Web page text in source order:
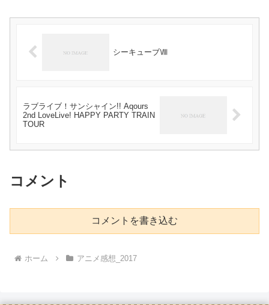
シーキューブⅧ
ラブライブ！サンシャイン!! Aqours
2nd LoveLive! HAPPY PARTY TRAIN
TOUR
コメント
コメントを書き込む
ホーム アニメ感想_2017